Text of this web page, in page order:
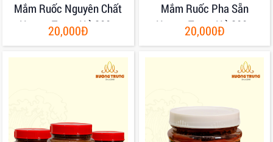
Mắm Ruốc Nguyên Chất
Hương Trung Hủ 200g
20,000Đ
Mắm Ruốc Pha Sẵn
Hương Trung Hủ 200g
20,000Đ